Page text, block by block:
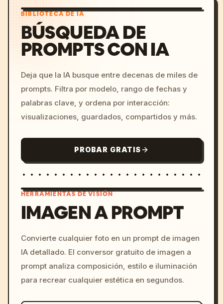
BIBLIOTECA DE IA
BÚSQUEDA DE
PROMPTS CON IA
Deja que la IA busque entre decenas de miles de
prompts. Filtra por modelo, rango de fechas y
palabras clave, y ordena por interacción:
visualizaciones, guardados, compartidos y más.
PROBAR GRATIS
c, cyberpunk sunset, neon
colors, 8k --v 6.0
HERRAMIENTAS DE VISIÓN
IMAGEN A PROMPT
Convierte cualquier foto en un prompt de imagen
IA detallado. El conversor gratuito de imagen a
prompt analiza composición, estilo e iluminación
para recrear cualquier estética en segundos.